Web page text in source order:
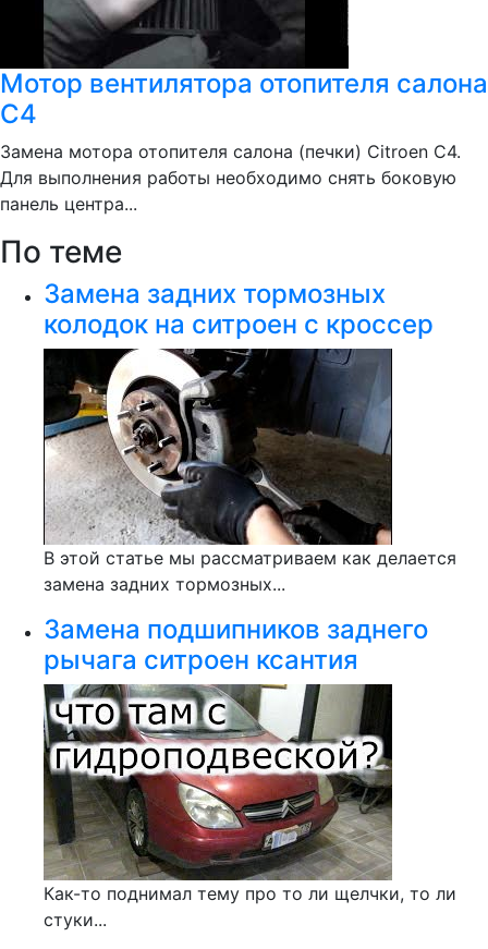
Мотор вентилятора отопителя салона
С4
Замена мотора отопителя салона (печки) Citroen C4.
Для выполнения работы необходимо снять боковую
панель центра...
По теме
Замена задних тормозных
колодок на ситроен с кроссер
В этой статье мы рассматриваем как делается
замена задних тормозных...
Замена подшипников заднего
рычага ситроен ксантия
Как-то поднимал тему про то ли щелчки, то ли
стуки...